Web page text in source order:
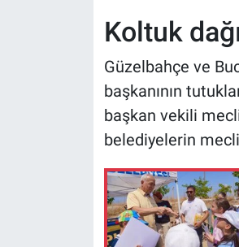
Koltuk
Güzelbahçe ve
başkanının
başkan vekili
belediyelerin